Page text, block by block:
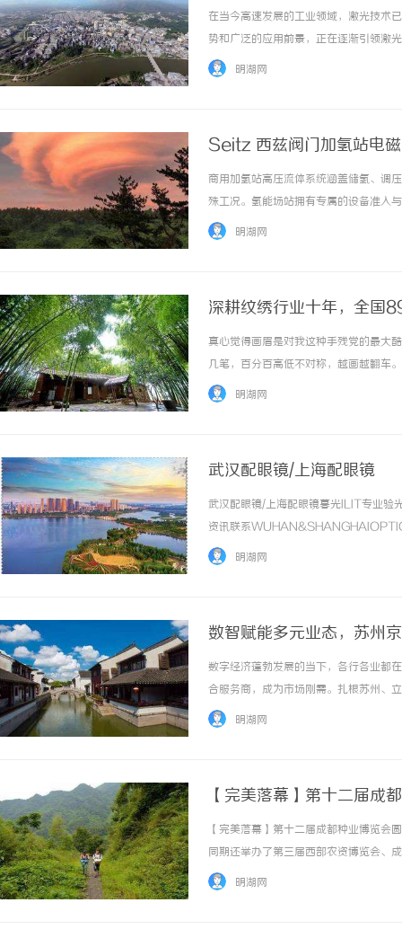
在当今高速发展的工业领域，激光技术
势和广泛的应用前景，正在逐渐引领激
点、应用领域，以及如何选择合适的设
明湖网
Seitz 西兹阀门加氢站电
商用加氢站高压流体系统涵盖储氢、调
殊工况。氢能场站拥有专属的设备准入
辑，均需要贴合行业标准，才能保障场
明湖网
深耕纹绣行业十年，全国
牌？
真心觉得画眉是对我这种手残党的最大
几笔，百分百高低不对称，越画越翻车
态。实在受不了天天画眉的折磨，我终
明湖网
武汉配眼镜/上海配眼镜
武汉配眼镜/上海配眼镜暮光ILIT专业验
资讯联系
品牌，现于武汉与上海设有4家门店。
明湖网
数智赋能多元业态，苏州
数字经济蓬勃发展的当下，各行各业都
合服务商，成为市场刚需。扎根苏州、
技术为核心底座，打通技术服务、品牌
明湖网
【完美落幕】第十二届成
程！
【完美落幕】第十二届成都种业博览
同期还举办了第三届西部农资博览会、
会，在热烈的商贸氛围与满满的收获中
明湖网